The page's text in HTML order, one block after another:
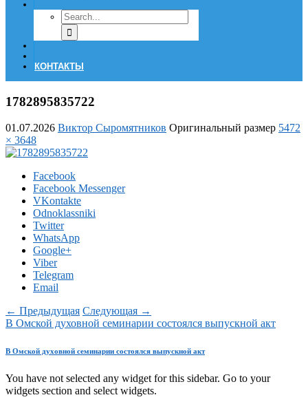
КОНТАКТЫ
1782895835722
01.07.2026 Виктор Сыромятников Оригинальный размер 5472
× 3648
Facebook
Facebook Messenger
VKontakte
Odnoklassniki
Twitter
WhatsApp
Google+
Viber
Telegram
Email
← Предыдущая Следующая →
В Омской духовной семинарии состоялся выпускной акт
В Омской духовной семинарии состоялся выпускной акт
You have not selected any widget for this sidebar. Go to your
widgets section and select widgets.